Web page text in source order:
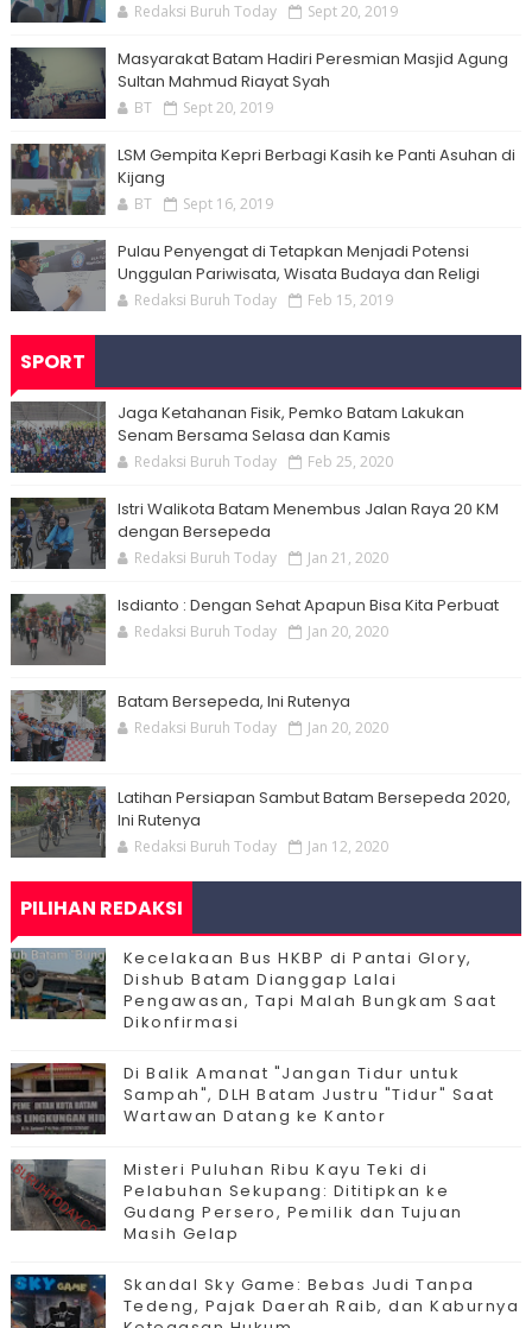
Redaksi Buruh Today Sept 20, 2019
Masyarakat Batam Hadiri Peresmian Masjid Agung
Sultan Mahmud Riayat Syah
BT Sept 20, 2019
LSM Gempita Kepri Berbagi Kasih ke Panti Asuhan di
Kijang
BT Sept 16, 2019
Pulau Penyengat di Tetapkan Menjadi Potensi
Unggulan Pariwisata, Wisata Budaya dan Religi
Redaksi Buruh Today Feb 15, 2019
SPORT
Jaga Ketahanan Fisik, Pemko Batam Lakukan
Senam Bersama Selasa dan Kamis
Redaksi Buruh Today Feb 25, 2020
Istri Walikota Batam Menembus Jalan Raya 20 KM
dengan Bersepeda
Redaksi Buruh Today Jan 21, 2020
Isdianto : Dengan Sehat Apapun Bisa Kita Perbuat
Redaksi Buruh Today Jan 20, 2020
Batam Bersepeda, Ini Rutenya
Redaksi Buruh Today Jan 20, 2020
Latihan Persiapan Sambut Batam Bersepeda 2020,
Ini Rutenya
Redaksi Buruh Today Jan 12, 2020
PILIHAN REDAKSI
Kecelakaan Bus HKBP di Pantai Glory,
Dishub Batam Dianggap Lalai
Pengawasan, Tapi Malah Bungkam Saat
Dikonfirmasi
Di Balik Amanat "Jangan Tidur untuk
Sampah", DLH Batam Justru "Tidur" Saat
Wartawan Datang ke Kantor
Misteri Puluhan Ribu Kayu Teki di
Pelabuhan Sekupang: Dititipkan ke
Gudang Persero, Pemilik dan Tujuan
Masih Gelap
Skandal Sky Game: Bebas Judi Tanpa
Tedeng, Pajak Daerah Raib, dan Kaburnya